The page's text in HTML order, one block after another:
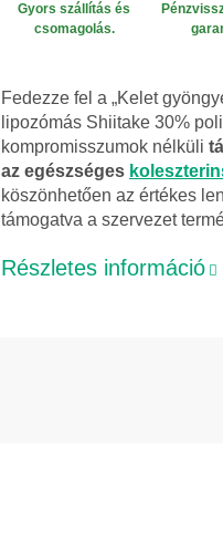
Gyors szállítás és
csomagolás.
Fedezze fel a „Kelet
lipozómás Shiitake 30%
kompromisszumok nélküli
az egészséges
köszönhetően az értékes
támogatva a szervezet
Részletes információ